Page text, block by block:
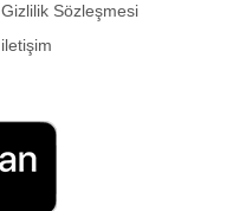
Gizlilik Sözleşmesi
iletişim